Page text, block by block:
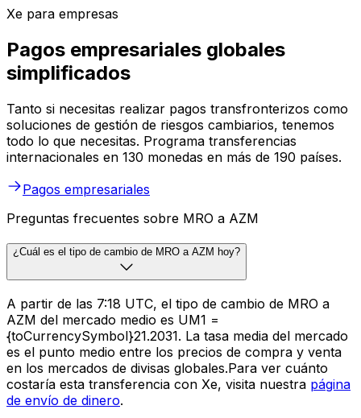
Xe para empresas
Pagos empresariales globales
simplificados
Tanto si necesitas realizar pagos transfronterizos como
soluciones de gestión de riesgos cambiarios, tenemos
todo lo que necesitas. Programa transferencias
internacionales en 130 monedas en más de 190 países.
Pagos empresariales
Preguntas frecuentes sobre MRO a AZM
¿Cuál es el tipo de cambio de MRO a AZM hoy?
A partir de las 7:18 UTC, el tipo de cambio de MRO a
AZM del mercado medio es UM1 =
{toCurrencySymbol}21.2031. La tasa media del mercado
es el punto medio entre los precios de compra y venta
en los mercados de divisas globales.Para ver cuánto
costaría esta transferencia con Xe, visita nuestra página
de envío de dinero.